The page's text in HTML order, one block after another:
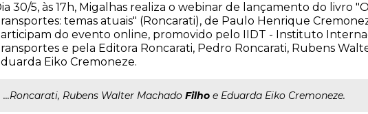
30/5, às 17h, Migalhas realiza o webinar de lançamento do livro
temas atuais" (Roncarati), de Paulo Henrique
do evento online, promovido pelo IIDT - Instituto
e pela Editora Roncarati, Pedro Roncarati, Rubens
Eiko Cremoneze.
...Roncarati, Rubens Walter Machado Filho e Eduarda Eiko Cremoneze.